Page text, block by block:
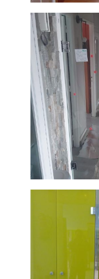
Puerta de
grandes
dimensones
Puerta de
dloble hoja